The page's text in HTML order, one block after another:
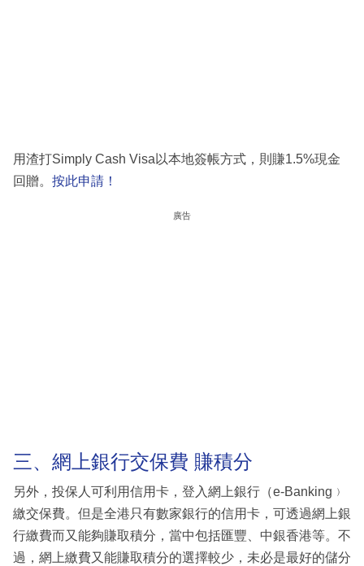
用渣打Simply Cash Visa以本地簽帳方式，則賺1.5%現金
回贈。 按此申請！
廣告
三、網上銀行交保費 賺積分
另外，投保人可利用信用卡，登入網上銀行（e-Banking﹚
繳交保費。但是全港只有數家銀行的信用卡，可透過網上銀
行繳費而又能夠賺取積分，當中包括匯豐、中銀香港等。不
過，網上繳費又能賺取積分的選擇較少，未必是最好的儲分